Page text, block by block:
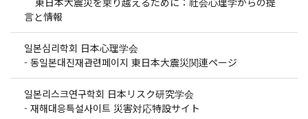
言と情報
일본심리학회 日本心理学会
- 동일본대진재관련페이지 東日本大震災関連ページ
일본리스크연구학회 日本リスク研究学会
- 재해대응특설사이트 災害対応特設サイト